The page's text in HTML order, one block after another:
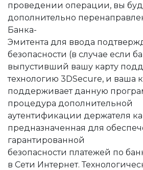
проведении операции, вы
дополнительно
Банка-
Эмитента для ввода
безопасности (в случае если
выпустивший вашу карту
технологию 3DSecure, и ваша
поддерживает данную
процедура дополнительной
аутентификации держателя
предназначенная для
гарантированной
безопасности платежей по
в Сети Интернет.